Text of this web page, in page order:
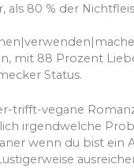
als 80 % der
mit 88 Prozent
Status.
trifft-vegane
irgendwelche
wenn du bist ein